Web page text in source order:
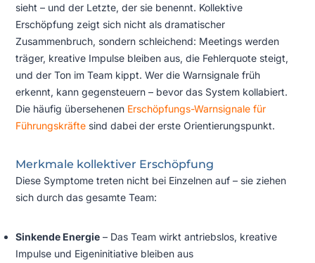
sieht – und der Letzte, der sie benennt. Kollektive
Erschöpfung zeigt sich nicht als dramatischer
Zusammenbruch, sondern schleichend: Meetings werden
träger, kreative Impulse bleiben aus, die Fehlerquote steigt,
und der Ton im Team kippt. Wer die Warnsignale früh
erkennt, kann gegensteuern – bevor das System kollabiert.
Die häufig übersehenen Erschöpfungs-Warnsignale für
Führungskräftesind dabei der erste Orientierungspunkt.
Merkmale kollektiver Erschöpfung
Diese Symptome treten nicht bei Einzelnen auf – sie ziehen
sich durch das gesamte Team:
Sinkende Energie– Das Team wirkt antriebslos, kreative
Impulse und Eigeninitiative bleiben aus